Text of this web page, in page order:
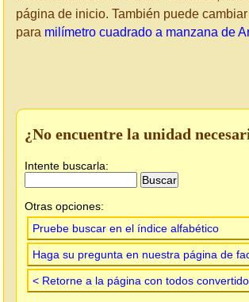
página de inicio. También puede
para milímetro cuadrado a manzana de
¿No encuentre la unidad
Intente buscarla:
Otras opciones:
Pruebe buscar en el índice alfabético
Haga su pregunta en nuestra página de
< Retorne a la página con todos